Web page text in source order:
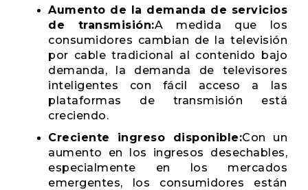
Aumento de la demanda de servicios
de transmisión:A medida que los
consumidores cambian de la televisión
por cable tradicional al contenido bajo
demanda, la demanda de televisores
inteligentes con fácil acceso a las
plataformas de transmisión está
creciendo.
Creciente ingreso disponible:Con un
aumento en los ingresos desechables,
especialmente en los mercados
emergentes, los consumidores están